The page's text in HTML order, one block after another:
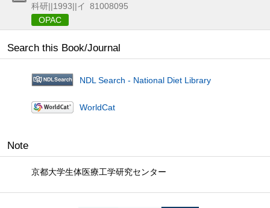
科研||1993||イ 81008095
OPAC
Search this Book/Journal
NDL Search - National Diet Library
WorldCat
Note
京都大学生体医療工学研究センター